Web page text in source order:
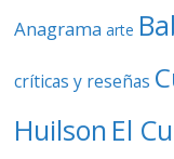
Anagrama arte
críticas y reseñas
Huilson El